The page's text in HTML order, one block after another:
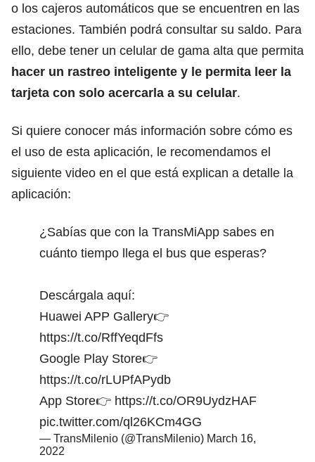
o los cajeros automáticos que se encuentren en las
estaciones. También podrá consultar su saldo. Para
ello, debe tener un celular de gama alta que permita
hacer un rastreo inteligente y le permita leer la
tarjeta con solo acercarla a su celular.
Si quiere conocer más información sobre cómo es
el uso de esta aplicación, le recomendamos el
siguiente video en el que está explican a detalle la
aplicación:
¿Sabías que con la TransMiApp sabes en
cuánto tiempo llega el bus que esperas?
Descárgala aquí:
Huawei APP Gallery👉
https://t.co/RffYeqdFfs
Google Play Store👉
https://t.co/rLUPfAPydb
App Store👉 https://t.co/OR9UydzHAF
pic.twitter.com/ql26KCm4GG
— TransMilenio (@TransMilenio) March 16,
2022